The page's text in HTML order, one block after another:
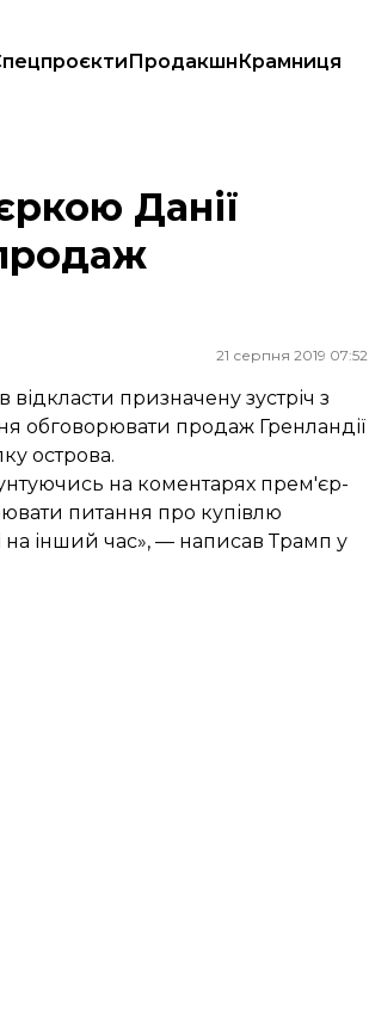
ПродакшнКрамниця
США
Данії
21 серпня 2019 07:52
призначену зустріч з
обговорювати продаж Гренландії
острова.
на коментарях прем'єр-
питання про купівлю
на інший час», — написав Трамп у